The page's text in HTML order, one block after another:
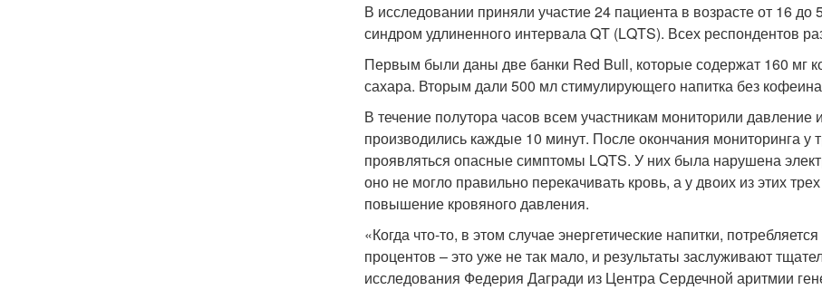
В исследовании приняли участие 24 пациента в возрасте от 16
синдром удлиненного интервала QT (LQTS). Всех респондентов
Первым были даны две банки Red Bull, которые содержат 160 мг
сахара. Вторым дали 500 мл стимулирующего напитка без
В течение полутора часов всем участникам мониторили давление
производились каждые 10 минут. После окончания мониторинга у
проявляться опасные симптомы LQTS. У них была нарушена
оно не могло правильно перекачивать кровь, а у двоих из этих
повышение кровяного давления.
«Когда что-то, в этом случае энергетические напитки,
процентов – это уже не так мало, и результаты заслуживают
исследования Федерия Дагради из Центра Сердечной аритмии